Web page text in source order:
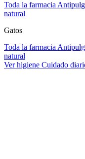
Toda la farmacia
natural
Gatos
Toda la farmacia
natural
Ver higiene Cuidado